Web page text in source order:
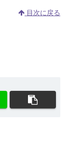
目次に戻る